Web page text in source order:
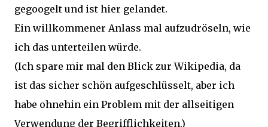
gegoogelt und ist hier gelandet.
Ein willkommener Anlass mal aufzudröseln, wie
ich das unterteilen würde.
(Ich spare mir mal den Blick zur Wikipedia, da
ist das sicher schön aufgeschlüsselt, aber ich
habe ohnehin ein Problem mit der allseitigen
Verwendung der Begrifflichkeiten.)